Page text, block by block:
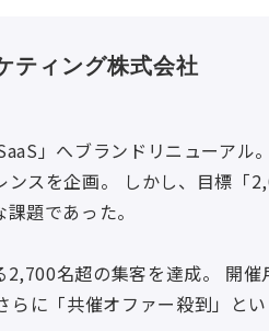
ティング株式会社
」へブランドリニューアル
スを企画。 しかし、目標「
題であった。
名超の集客を達成。 開
に「共催オファー殺到」と